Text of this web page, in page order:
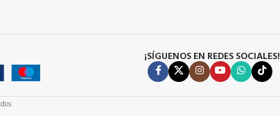
¡SÍGUENOS EN REDES SOCIALES!